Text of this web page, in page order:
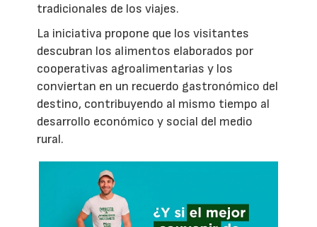
tradicionales de los viajes.
La iniciativa propone que los visitantes
descubran los alimentos elaborados por
cooperativas agroalimentarias y los
conviertan en un recuerdo gastronómico del
destino, contribuyendo al mismo tiempo al
desarrollo económico y social del medio
rural.